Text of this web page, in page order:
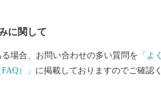
品などを活かしながら、今後もよりよい
に関して
場合、お問い合わせの多い質問を 「よく
）」 に掲載しておりますのでご確認く